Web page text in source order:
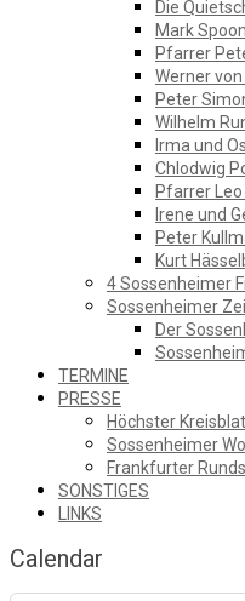
Die
Mark Spoon
Pfarrer
Werner
Peter
Wilhelm
Irma und
Chlodwig
Pfarrer
Irene und
Peter
Kurt
4 Sossenheimer
Sossenheimer
Der
TERMINE
PRESSE
Höchster
Sossenheimer
Frankfurter
SONSTIGES
LINKS
Calendar